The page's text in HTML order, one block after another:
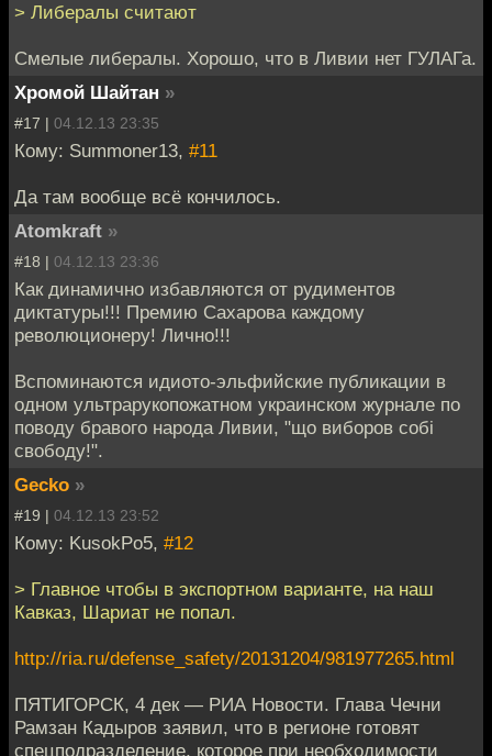
> Либералы считают
Смелые либералы. Хорошо, что в Ливии нет ГУЛАГа.
Хромой Шайтан »
#17 | 04.12.13 23:35
Кому: Summoner13, #11
Да там вообще всё кончилось.
Atomkraft »
#18 | 04.12.13 23:36
Как динамично избавляются от рудиментов
диктатуры!!! Премию Сахарова каждому
революционеру! Лично!!!
Вспоминаются идиото-эльфийские публикации в
одном ультрарукопожатном украинском журнале по
поводу бравого народа Ливии, "що виборов собі
свободу!".
Gecko »
#19 | 04.12.13 23:52
Кому: KusokPo5, #12
> Главное чтобы в экспортном варианте, на наш
Кавказ, Шариат не попал.
http://ria.ru/defense_safety/20131204/981977265.html
ПЯТИГОРСК, 4 дек — РИА Новости. Глава Чечни
Рамзан Кадыров заявил, что в регионе готовят
спецподразделение, которое при необходимости